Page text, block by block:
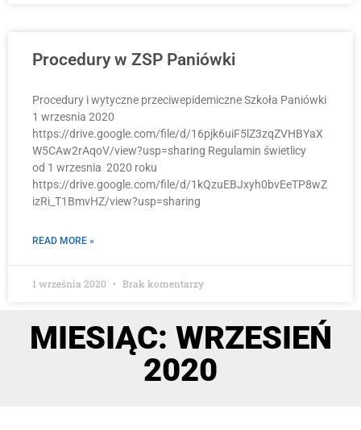
Procedury w ZSP Paniówki
Procedury i wytyczne przeciwepidemiczne Szkoła Paniówki
1 wrzesnia 2020
https://drive.google.com/file/d/16pjk6uiF5lZ3zqZVHBYaX
W5CAw2rAqoV/view?usp=sharing Regulamin świetlicy
od 1 wrzesnia 2020 roku
https://drive.google.com/file/d/1kQzuEBJxyh0bvEeTP8wZ
izRi_T1BmvHZ/view?usp=sharing
READ MORE »
1 września 2020 Brak komentarzy
MIESIĄC: WRZESIEŃ
2020